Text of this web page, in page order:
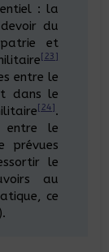
: la
du
et
[23]
entre le
dans le
[24].
entre le
prévues
le
au
ce